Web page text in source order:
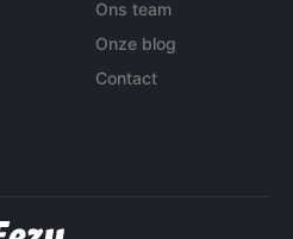
Ons team
Onze blog
Contact